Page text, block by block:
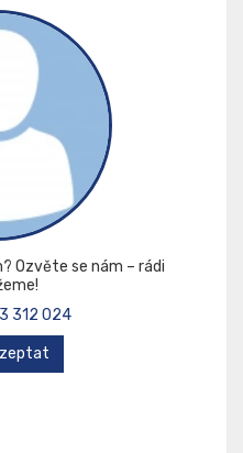
Ozvěte se nám – rádi
312 024
zeptat